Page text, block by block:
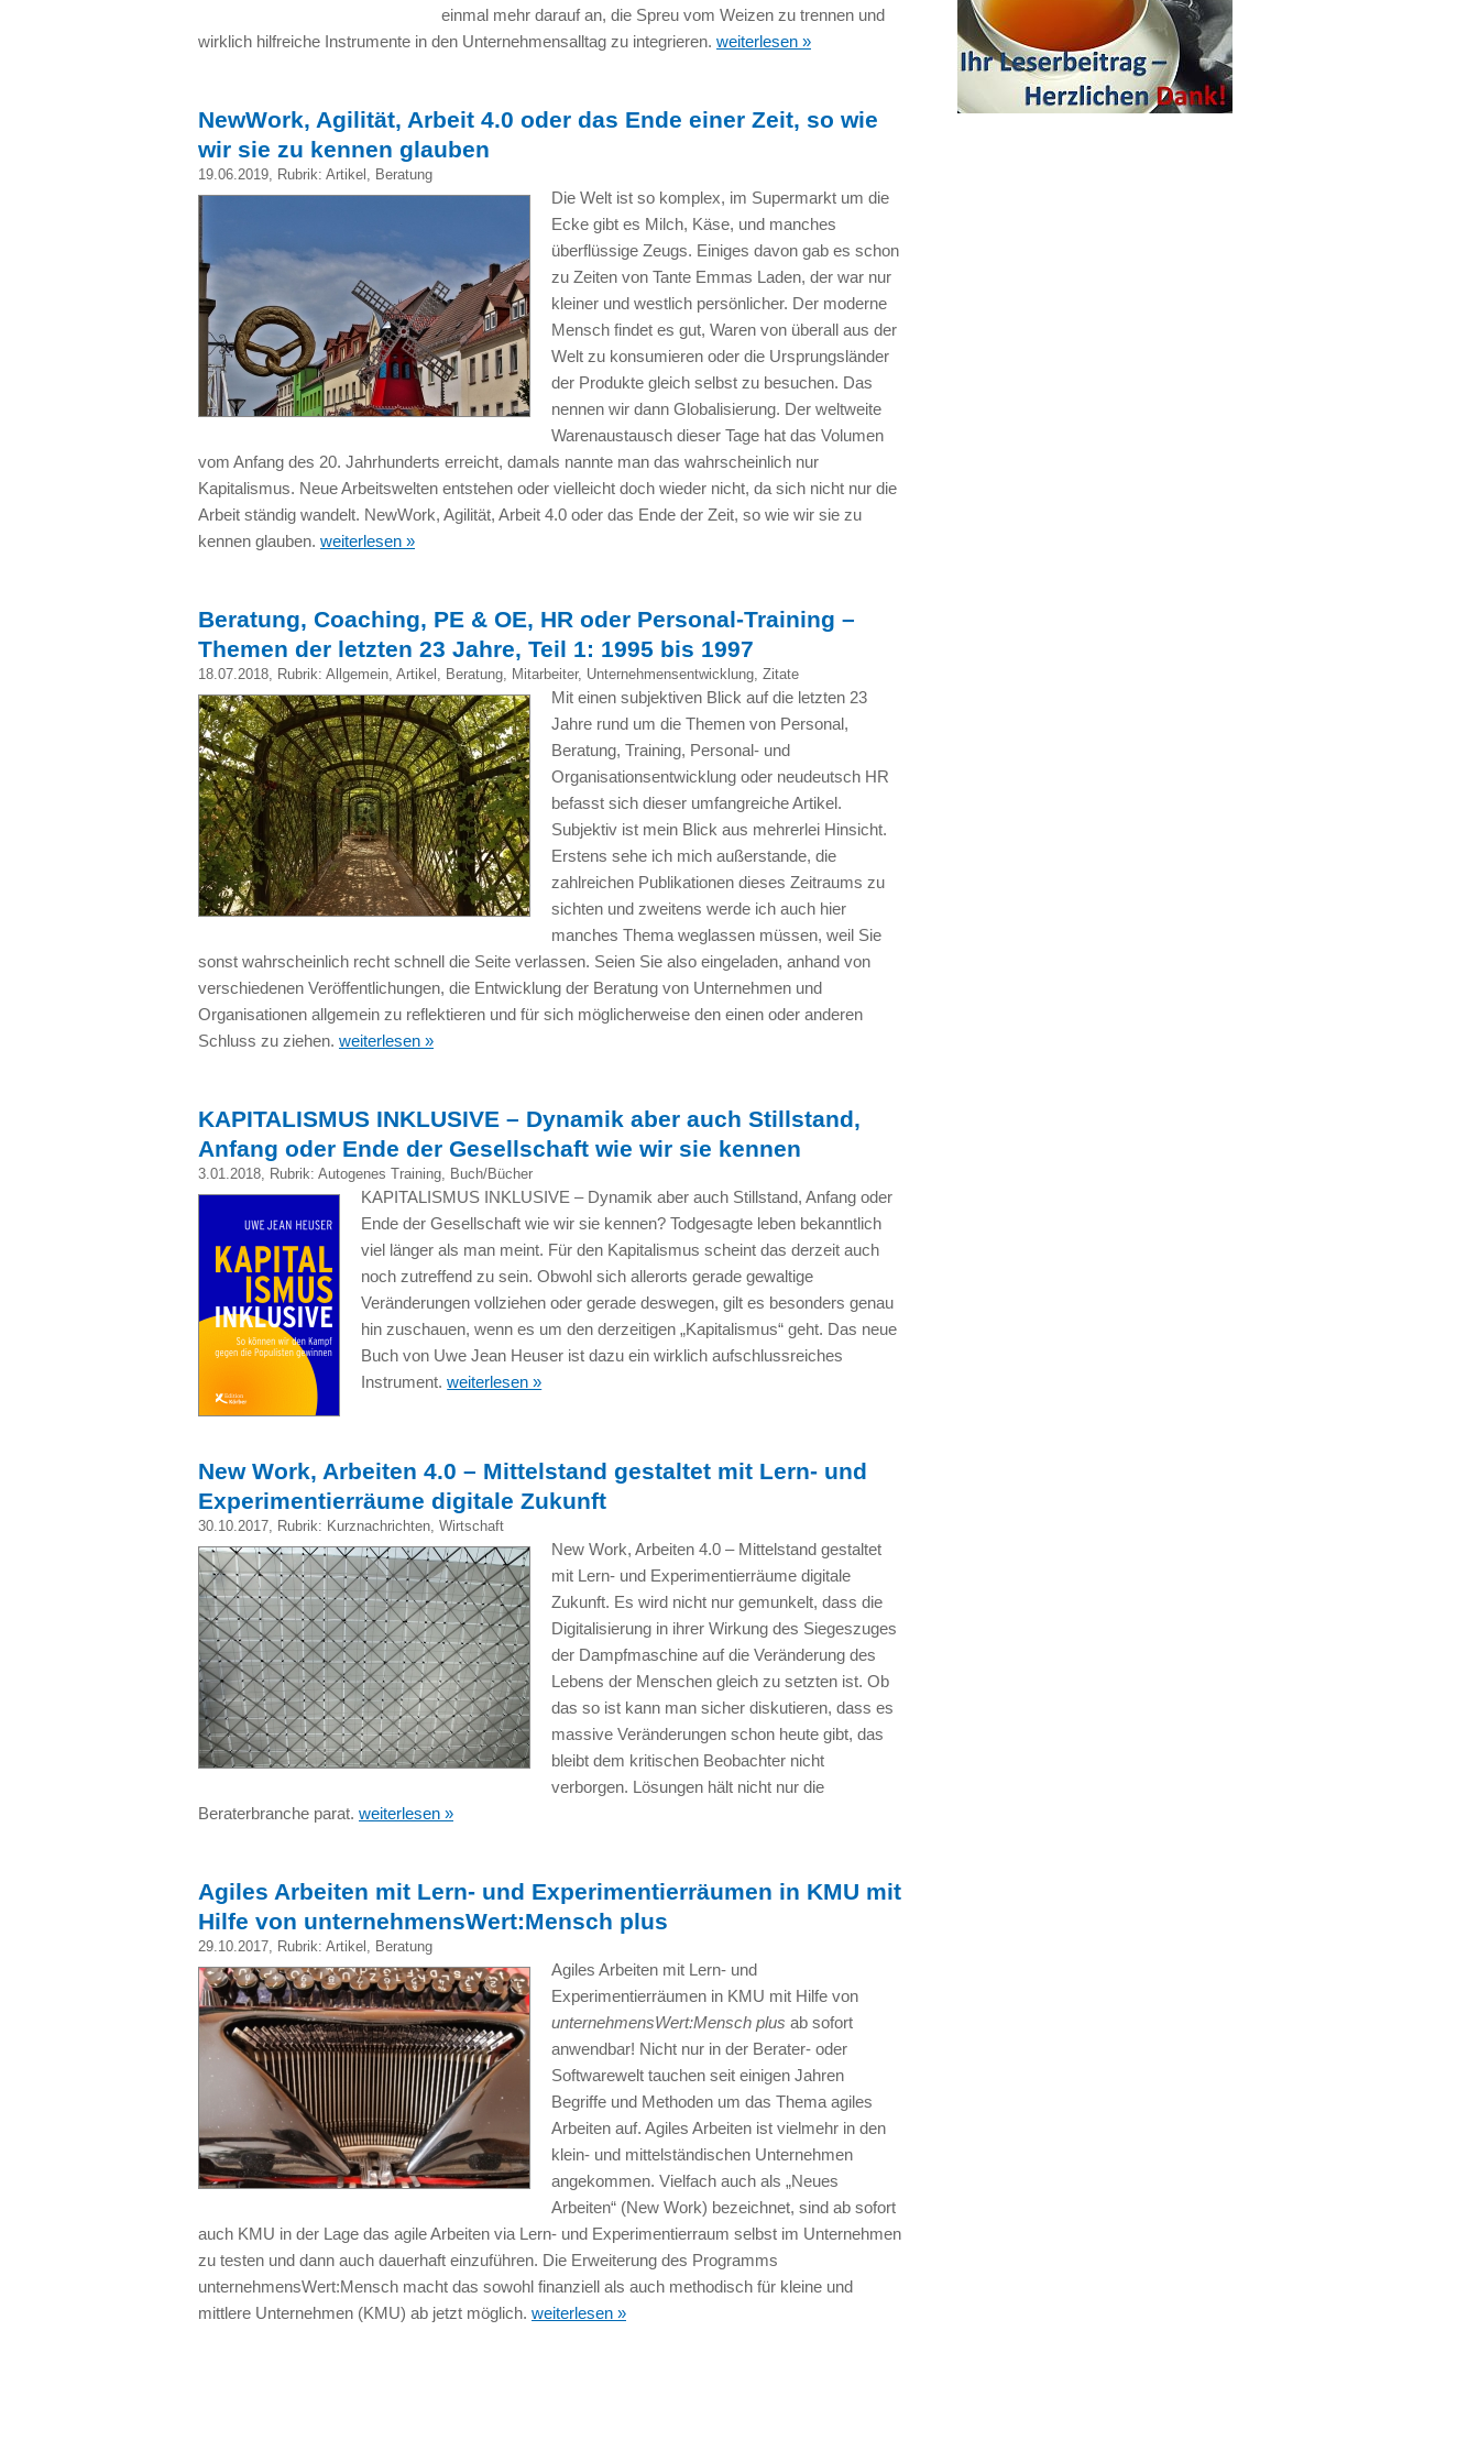
einmal mehr darauf an, die Spreu vom Weizen zu trennen und
wirklich hilfreiche Instrumente in den Unternehmensalltag zu integrieren. weiterlesen »
NewWork, Agilität, Arbeit 4.0 oder das Ende einer Zeit, so wie
wir sie zu kennen glauben
19.06.2019 , Rubrik: Artikel Beratung
Die Welt ist so komplex, im Supermarkt um die
Ecke gibt es Milch, Käse, und manches
überflüssige Zeugs. Einiges davon gab es schon
zu Zeiten von Tante Emmas Laden, der war nur
kleiner und westlich persönlicher. Der moderne
Mensch findet es gut, Waren von überall aus der
Welt zu konsumieren oder die Ursprungsländer
der Produkte gleich selbst zu besuchen. Das
nennen wir dann Globalisierung. Der weltweite
Warenaustausch dieser Tage hat das Volumen
vom Anfang des 20. Jahrhunderts erreicht, damals nannte man das wahrscheinlich nur
Kapitalismus. Neue Arbeitswelten entstehen oder vielleicht doch wieder nicht, da sich nicht nur die
Arbeit ständig wandelt. NewWork, Agilität, Arbeit 4.0 oder das Ende der Zeit, so wie wir sie zu
kennen glauben. weiterlesen »
Beratung, Coaching, PE & OE, HR oder Personal-Training –
Themen der letzten 23 Jahre, Teil 1: 1995 bis 1997
18.07.2018 , Rubrik: Allgemein Artikel Beratung Mitarbeiter, Unternehmensentwicklung Zitate
Mit einen subjektiven Blick auf die letzten 23
Jahre rund um die Themen von Personal,
Beratung, Training, Personal- und
Organisationsentwicklung oder neudeutsch HR
befasst sich dieser umfangreiche Artikel.
Subjektiv ist mein Blick aus mehrerlei Hinsicht.
Erstens sehe ich mich außerstande, die
zahlreichen Publikationen dieses Zeitraums zu
sichten und zweitens werde ich auch hier
manches Thema weglassen müssen, weil Sie
sonst wahrscheinlich recht schnell die Seite verlassen. Seien Sie also eingeladen, anhand von
verschiedenen Veröffentlichungen, die Entwicklung der Beratung von Unternehmen und
Organisationen allgemein zu reflektieren und für sich möglicherweise den einen oder anderen
Schluss zu ziehen. weiterlesen »
KAPITALISMUS INKLUSIVE – Dynamik aber auch Stillstand,
Anfang oder Ende der Gesellschaft wie wir sie kennen
3.01.2018 , Rubrik: Autogenes Training Buch/Bücher
KAPITALISMUS INKLUSIVE – Dynamik aber auch Stillstand, Anfang oder
Ende der Gesellschaft wie wir sie kennen? Todgesagte leben bekanntlich
viel länger als man meint. Für den Kapitalismus scheint das derzeit auch
noch zutreffend zu sein. Obwohl sich allerorts gerade gewaltige
Veränderungen vollziehen oder gerade deswegen, gilt es besonders genau
hin zuschauen, wenn es um den derzeitigen „Kapitalismus“ geht. Das neue
Buch von Uwe Jean Heuser ist dazu ein wirklich aufschlussreiches
Instrument.weiterlesen »
New Work, Arbeiten 4.0 – Mittelstand gestaltet mit Lern- und
Experimentierräume digitale Zukunft
30.10.2017 , Rubrik: Kurznachrichten Wirtschaft
New Work, Arbeiten 4.0 – Mittelstand gestaltet
mit Lern- und Experimentierräume digitale
Zukunft. Es wird nicht nur gemunkelt, dass die
Digitalisierung in ihrer Wirkung des Siegeszuges
der Dampfmaschine auf die Veränderung des
Lebens der Menschen gleich zu setzten ist. Ob
das so ist kann man sicher diskutieren, dass es
massive Veränderungen schon heute gibt, das
bleibt dem kritischen Beobachter nicht
verborgen. Lösungen hält nicht nur die
Beraterbranche parat. weiterlesen »
Agiles Arbeiten mit Lern- und Experimentierräumen in KMU mit
Hilfe von unternehmensWert:Mensch plus
29.10.2017 , Rubrik: Artikel Beratung
Agiles Arbeiten mit Lern- und
Experimentierräumen in KMU mit Hilfe von
unternehmensWert:Mensch plus ab sofort
anwendbar! Nicht nur in der Berater- oder
Softwarewelt tauchen seit einigen Jahren
Begriffe und Methoden um das Thema agiles
Arbeiten auf. Agiles Arbeiten ist vielmehr in den
klein- und mittelständischen Unternehmen
angekommen. Vielfach auch als „Neues
Arbeiten“ (New Work) bezeichnet, sind ab sofort
auch KMU in der Lage das agile Arbeiten via Lern- und Experimentierraum selbst im Unternehmen
zu testen und dann auch dauerhaft einzuführen. Die Erweiterung des Programms
unternehmensWert:Mensch macht das sowohl finanziell als auch methodisch für kleine und
mittlere Unternehmen (KMU) ab jetzt möglich. weiterlesen »